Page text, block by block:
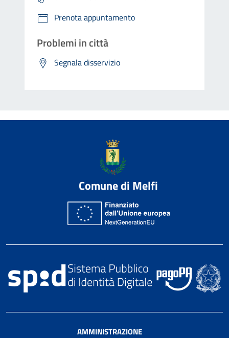
Prenota appuntamento
Problemi in città
Segnala disservizio
Comune di Melfi
AMMINISTRAZIONE